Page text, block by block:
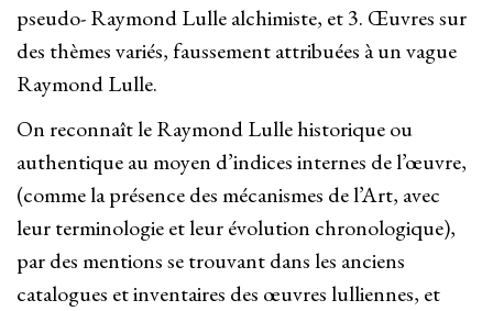
pseudo- Raymond Lulle alchimiste, et 3. Œuvres sur
des thèmes variés, faussement attribuées à un vague
Raymond Lulle.
On reconnaît le Raymond Lulle historique ou
authentique au moyen d’indices internes de l’œuvre,
(comme la présence des mécanismes de l’Art, avec
leur terminologie et leur évolution chronologique),
par des mentions se trouvant dans les anciens
catalogues et inventaires des œuvres lulliennes, et